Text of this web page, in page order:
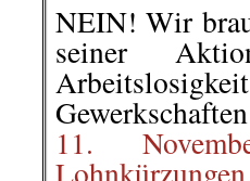
NEIN! Wir
seiner
11.
Lohnkürzungen